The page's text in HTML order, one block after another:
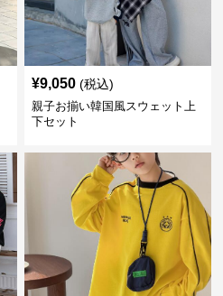
¥9,050 (税込)
親子お揃い韓国風スウェット上
下セット